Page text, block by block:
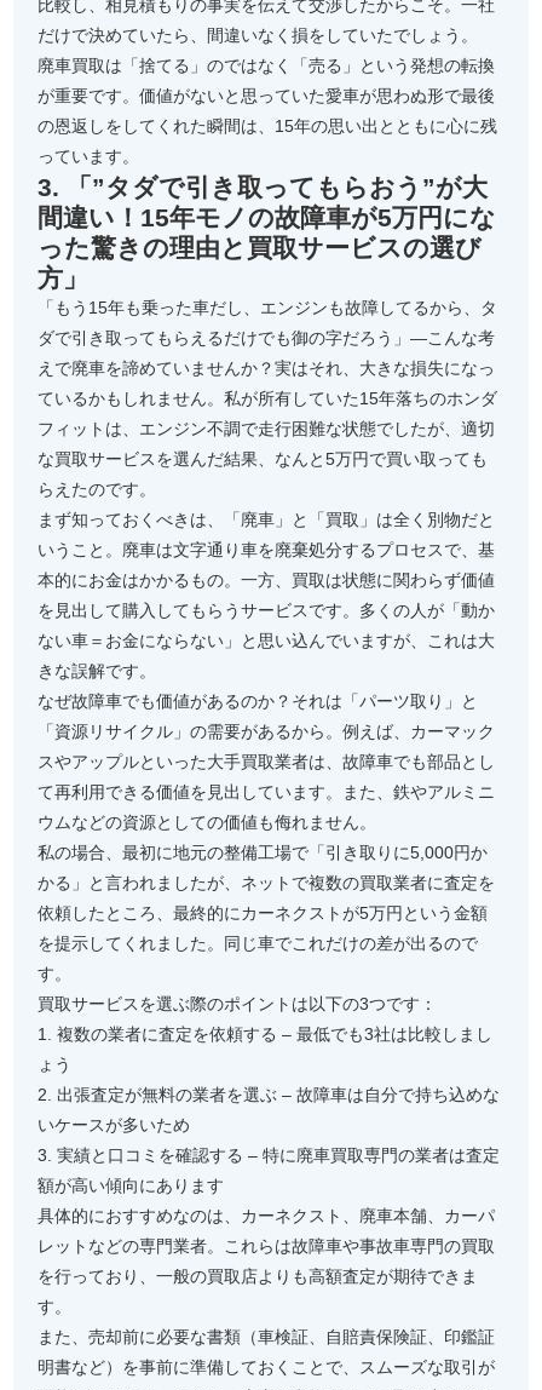
比較し、相見積もりの事実を伝えて交渉したからこそ。一社
だけで決めていたら、間違いなく損をしていたでしょう。
廃車買取は「捨てる」のではなく「売る」という発想の転換
が重要です。価値がないと思っていた愛車が思わぬ形で最後
の恩返しをしてくれた瞬間は、15年の思い出とともに心に残
っています。
3. 「”タダで引き取ってもらおう”が大
間違い！15年モノの故障車が5万円にな
った驚きの理由と買取サービスの選び
方」
「もう15年も乗った車だし、エンジンも故障してるから、タ
ダで引き取ってもらえるだけでも御の字だろう」—こんな考
えで廃車を諦めていませんか？実はそれ、大きな損失になっ
ているかもしれません。私が所有していた15年落ちのホンダ
フィットは、エンジン不調で走行困難な状態でしたが、適切
な買取サービスを選んだ結果、なんと5万円で買い取っても
らえたのです。
まず知っておくべきは、「廃車」と「買取」は全く別物だと
いうこと。廃車は文字通り車を廃棄処分するプロセスで、基
本的にお金はかかるもの。一方、買取は状態に関わらず価値
を見出して購入してもらうサービスです。多くの人が「動か
ない車＝お金にならない」と思い込んでいますが、これは大
きな誤解です。
なぜ故障車でも価値があるのか？それは「パーツ取り」と
「資源リサイクル」の需要があるから。例えば、カーマック
スやアップルといった大手買取業者は、故障車でも部品とし
て再利用できる価値を見出しています。また、鉄やアルミニ
ウムなどの資源としての価値も侮れません。
私の場合、最初に地元の整備工場で「引き取りに5,000円か
かる」と言われましたが、ネットで複数の買取業者に査定を
依頼したところ、最終的にカーネクストが5万円という金額
を提示してくれました。同じ車でこれだけの差が出るので
す。
買取サービスを選ぶ際のポイントは以下の3つです：
1. 複数の業者に査定を依頼する – 最低でも3社は比較しまし
ょう
2. 出張査定が無料の業者を選ぶ – 故障車は自分で持ち込めな
いケースが多いため
3. 実績と口コミを確認する – 特に廃車買取専門の業者は査定
額が高い傾向にあります
具体的におすすめなのは、カーネクスト、廃車本舗、カーパ
レットなどの専門業者。これらは故障車や事故車専門の買取
を行っており、一般の買取店よりも高額査定が期待できま
す。
また、売却前に必要な書類（車検証、自賠責保険証、印鑑証
明書など）を事前に準備しておくことで、スムーズな取引が